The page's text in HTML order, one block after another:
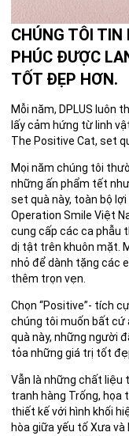
CHÚNG TÔI TIN
PHÚC ĐƯỢC
TỐT ĐẸP HƠN.
Mỗi năm, DPLUS luôn
lấy cảm hứng từ linh
The Positive Cat, set
Mọi năm chúng tôi
những ấn phẩm tết
set quà này, toàn bộ
Operation Smile Việt
cung cấp các ca phẫu
dị tật trên khuôn mặt.
nhỏ để dành tặng các
thêm trọn vẹn.
Chọn “Positive”- tích
chúng tôi muốn bất cứ
quà này, những người
tỏa những giá trị tốt
Vẫn là những chất
tranh hàng Trống, họa
thiết kế với hình khối
hòa giữa yếu tố Xưa